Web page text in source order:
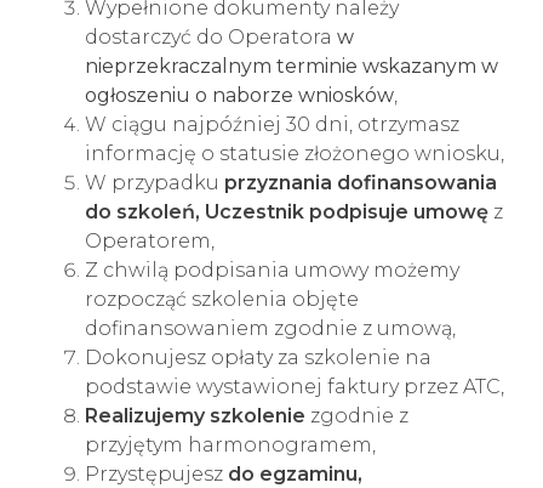
Wypełnione dokumenty należy
dostarczyć do Operatora w
nieprzekraczalnym terminie wskazanym w
ogłoszeniu o naborze wniosków
W ciągu najpóźniej 30 dni, otrzymasz
informację o statusie złożonego wniosku,
W przypadku przyznania dofinansowania
do szkoleń, Uczestnik podpisuje umowę z
Operatorem,
Z chwilą podpisania umowy możemy
rozpocząć szkolenia objęte
dofinansowaniem zgodnie z umową,
Dokonujesz opłaty za szkolenie na
podstawie wystawionej faktury przez ATC,
Realizujemy szkolenie zgodnie z
przyjętym harmonogramem,
Przystępujesz do egzaminu,